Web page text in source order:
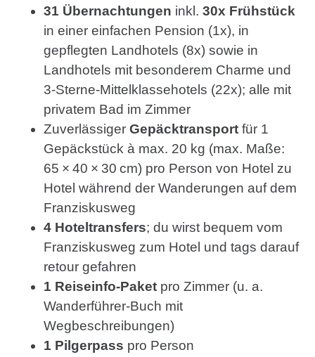
31 Übernachtungen inkl.30x Frühstück
in einer einfachen Pension (1x), in
gepflegten Landhotels (8x) sowie in
Landhotels mit besonderem Charme und
3-Sterne-Mittelklassehotels (22x); alle mit
privatem Bad im Zimmer
ZuverlässigerGepäcktransport für 1
Gepäckstück à max. 20 kg (max. Maße:
65 × 40 × 30 cm) pro Person von Hotel zu
Hotel während der Wanderungen auf dem
Franziskusweg
4 Hoteltransfers; du wirst bequem vom
Franziskusweg zum Hotel und tags darauf
retour gefahren
1 Reiseinfo-Paket pro Zimmer (u. a.
Wanderführer-Buch mit
Wegbeschreibungen)
1 Pilgerpass pro Person